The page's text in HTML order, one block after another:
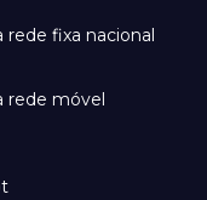
rede fixa nacional
rede móvel